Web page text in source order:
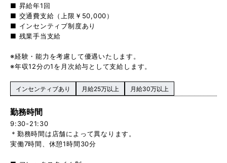
■ 昇給年1回
■ 交通費支給（上限￥50,000）
■ インセンティブ制度あり
■ 残業手当支給
※経験・能力を考慮して優遇いたします。
※年収12分の1を月次給与として支給します。
インセンティブあり 月給25万以上 月給30万以上
勤務時間
9:30-21:30
＊勤務時間は店舗によって異なります。
実働7時間、休憩1時間30分